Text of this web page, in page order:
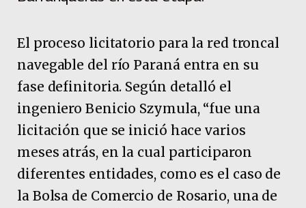
El proceso licitatorio para la red troncal
navegable del río Paraná entra en su
fase definitoria. Según detalló el
ingeniero Benicio Szymula, “fue una
licitación que se inició hace varios
meses atrás, en la cual participaron
diferentes entidades, como es el caso de
la Bolsa de Comercio de Rosario, una de